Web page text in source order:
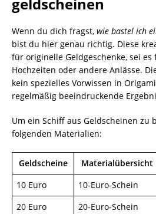
geldscheinen
Wenn du dich fragst, wie bastel ich
bist du hier genau richtig. Diese
für originelle Geldgeschenke, sei es
Hochzeiten oder andere Anlässe.
kein spezielles Vorwissen in
regelmäßig beeindruckende
Um ein Schiff aus Geldscheinen zu
folgenden Materialien:
Geldscheine Materialübersicht
10 Euro
10-Euro-Schein
20 Euro
20-Euro-Schein